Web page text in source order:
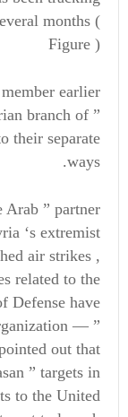
months (
Figure )
earlier
branch of ”
their separate
ways.
Arab ” partner
‘s extremist
air strikes ,
related to the
Defense have
— ”
out that
” targets in
to the United